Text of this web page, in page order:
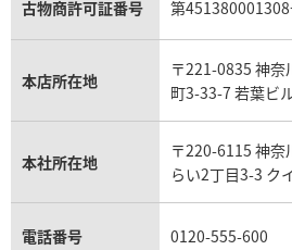
アクアマリン買取
オメガ買取
カルティエ買取
フランク ミュラー買取
リシャール・ミル買取
パネライ買取
チューダー（チュードル）買取
プラダ買取
モーブッサン買取
古物商許可証番号 第
本店所在地
〒221-0835 神奈
町3-33-7 若葉ビ
本社所在地
〒220-6115 神奈
らい2丁目3-3 ク
電話番号 0120-555-600